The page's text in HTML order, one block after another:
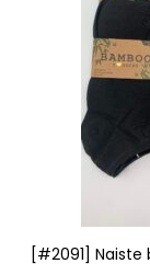
[#2091]